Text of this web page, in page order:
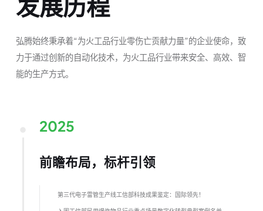
弘腾始终秉承着“为火工品行业零伤亡贡献力量”的企业使命，致
力于通过创新的自动化技术，为火工品行业带来安全、高效、智
能的生产方式。
2025
前瞻布局，标杆引领
第三代电子雷管生产线工信部科技成果鉴定：国际领先！